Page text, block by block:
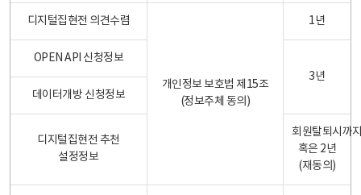
디지털집현전 의견수렴
개인정보 보호법 제15조
(정보주체 동의)
1년
OPEN API 신청정보
3년
데이터개방 신청정보
디지털집현전 추천
설정정보
회원탈퇴시까
혹은 2년
(재동의)